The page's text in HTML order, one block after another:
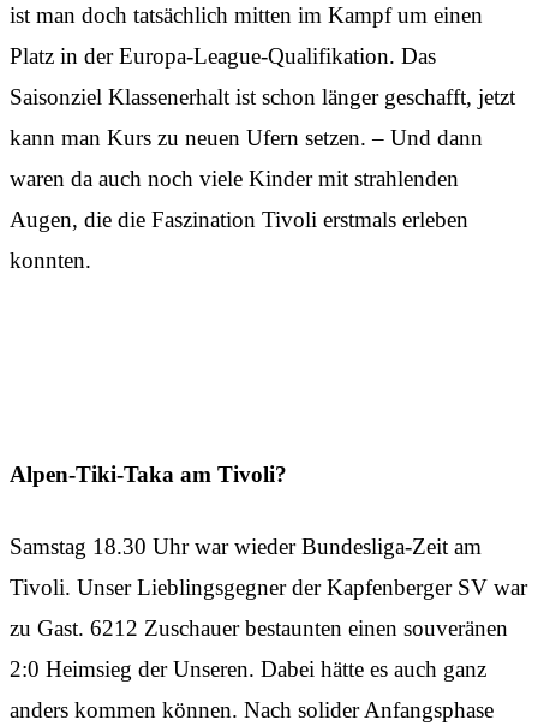
ist man doch tatsächlich mitten im Kampf um einen
Platz in der Europa-League-Qualifikation. Das
Saisonziel Klassenerhalt ist schon länger geschafft, jetzt
kann man Kurs zu neuen Ufern setzen. – Und dann
waren da auch noch viele Kinder mit strahlenden
Augen, die die Faszination Tivoli erstmals erleben
konnten.
Alpen-Tiki-Taka am Tivoli?
Samstag 18.30 Uhr war wieder Bundesliga-Zeit am
Tivoli. Unser Lieblingsgegner der Kapfenberger SV war
zu Gast. 6212 Zuschauer bestaunten einen souveränen
2:0 Heimsieg der Unseren. Dabei hätte es auch ganz
anders kommen können. Nach solider Anfangsphase